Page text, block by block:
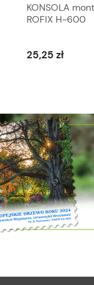
KONSOLA
ROFIX H-600
25,25 zł